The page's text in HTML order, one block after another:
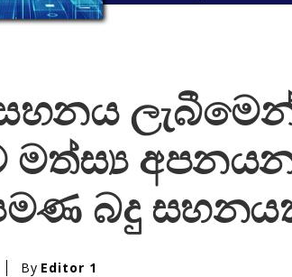
සහනය
මත්ස්‍ය
පමණ බදු
By Editor 1